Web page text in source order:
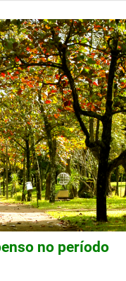
no período